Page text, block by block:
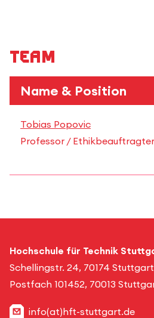
Team
Name & Position
Tobias Popovic
Professor /
Hochschule für Technik
Schellingstr. 24, 70174 Stuttgart
Postfach 101452, 70013
info(at)hft-stuttgart.de